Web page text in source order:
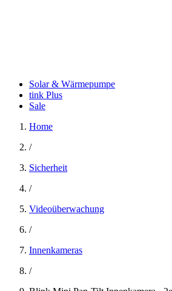
Solar & Wärmepumpe
tink Plus
Sale
Home
/
Sicherheit
/
Videoüberwachung
/
Innenkameras
/